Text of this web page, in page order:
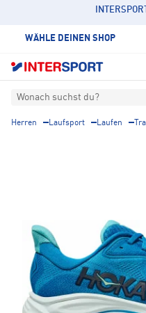
WÄHLE DEINEN SHOP
Wonach suchst du?
Herren Laufsport Laufen